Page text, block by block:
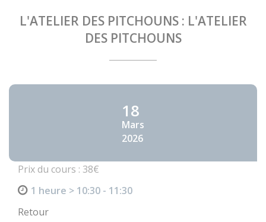
L'ATELIER DES PITCHOUNS : L'ATELIER
DES PITCHOUNS
18
Mars
2026
Prix du cours : 38€
1 heure > 10:30 - 11:30
Retour